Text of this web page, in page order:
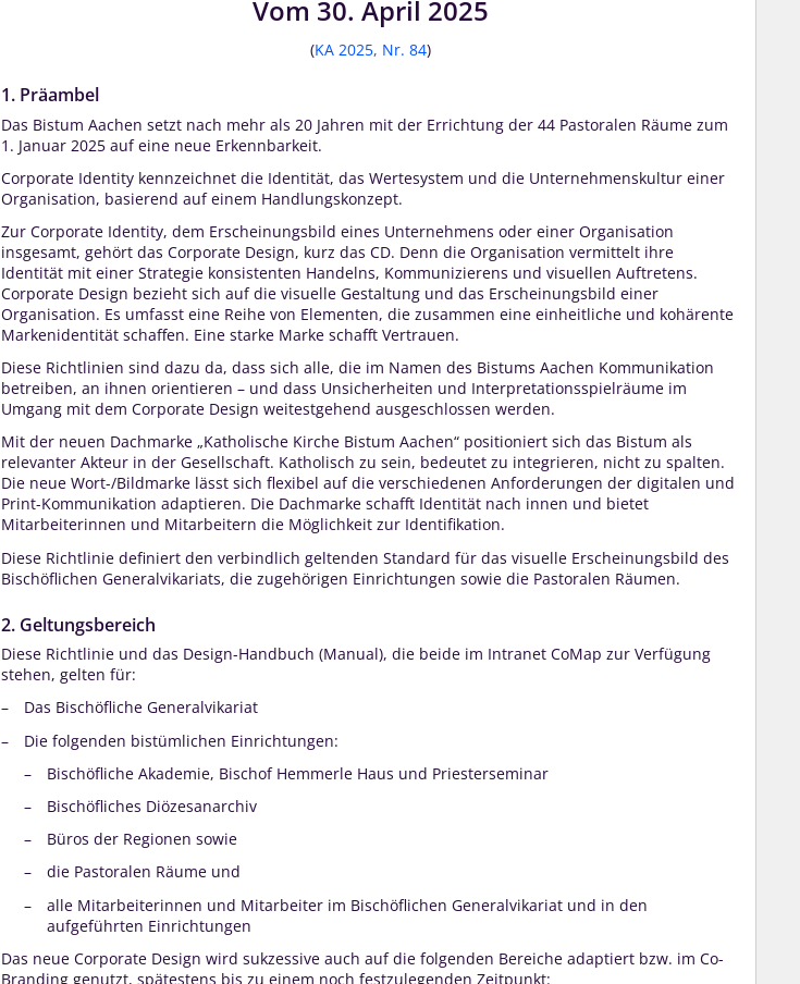
Vom 30. April 2025
(KA 2025, Nr. 84)
1. Präambel
Das Bistum Aachen setzt nach mehr als 20 Jahren mit der Errichtung der 44 Pastoralen Räume zum
1. Januar 2025 auf eine neue Erkennbarkeit.
Corporate Identity kennzeichnet die Identität, das Wertesystem und die Unternehmenskultur einer
Organisation, basierend auf einem Handlungskonzept.
Zur Corporate Identity, dem Erscheinungsbild eines Unternehmens oder einer Organisation
insgesamt, gehört das Corporate Design, kurz das CD. Denn die Organisation vermittelt ihre
Identität mit einer Strategie konsistenten Handelns, Kommunizierens und visuellen Auftretens.
Corporate Design bezieht sich auf die visuelle Gestaltung und das Erscheinungsbild einer
Organisation. Es umfasst eine Reihe von Elementen, die zusammen eine einheitliche und kohärente
Markenidentität schaffen. Eine starke Marke schafft Vertrauen.
Diese Richtlinien sind dazu da, dass sich alle, die im Namen des Bistums Aachen Kommunikation
betreiben, an ihnen orientieren – und dass Unsicherheiten und Interpretationsspielräume im
Umgang mit dem Corporate Design weitestgehend ausgeschlossen werden.
Mit der neuen Dachmarke „Katholische Kirche Bistum Aachen“ positioniert sich das Bistum als
relevanter Akteur in der Gesellschaft. Katholisch zu sein, bedeutet zu integrieren, nicht zu spalten.
Die neue Wort-/Bildmarke lässt sich flexibel auf die verschiedenen Anforderungen der digitalen und
Print-Kommunikation adaptieren. Die Dachmarke schafft Identität nach innen und bietet
Mitarbeiterinnen und Mitarbeitern die Möglichkeit zur Identifikation.
Diese Richtlinie definiert den verbindlich geltenden Standard für das visuelle Erscheinungsbild des
Bischöflichen Generalvikariats, die zugehörigen Einrichtungen sowie die Pastoralen Räumen.
2. Geltungsbereich
Diese Richtlinie und das Design-Handbuch (Manual), die beide im Intranet CoMap zur Verfügung
stehen, gelten für:
Das Bischöfliche Generalvikariat
Die folgenden bistümlichen Einrichtungen:
Bischöfliche Akademie, Bischof Hemmerle Haus und Priesterseminar
Bischöfliches Diözesanarchiv
Büros der Regionen sowie
die Pastoralen Räume und
alle Mitarbeiterinnen und Mitarbeiter im Bischöflichen Generalvikariat und in den
aufgeführten Einrichtungen
Das neue Corporate Design wird sukzessive auch auf die folgenden Bereiche adaptiert bzw. im Co-
Branding genutzt, spätestens bis zu einem noch festzulegenden Zeitpunkt: